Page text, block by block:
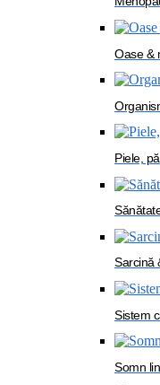
Oase &
Piele,
Sarcină
Sistem
Somn